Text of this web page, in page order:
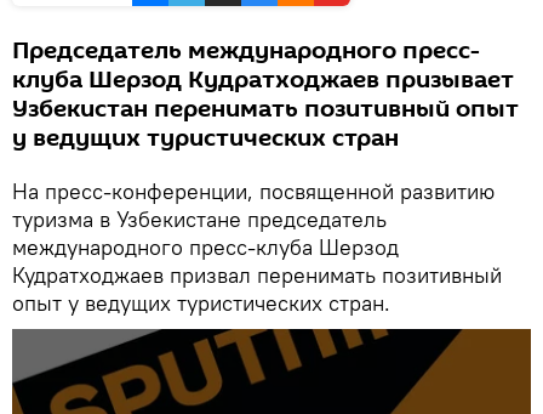
Председатель международного пресс-
клуба Шерзод Кудратходжаев призывает
Узбекистан перенимать позитивный опыт
у ведущих туристических стран
На пресс-конференции, посвященной развитию
туризма в Узбекистане председатель
международного пресс-клуба Шерзод
Кудратходжаев призвал перенимать позитивный
опыт у ведущих туристических стран.